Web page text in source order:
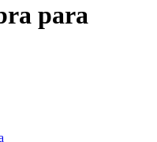
para